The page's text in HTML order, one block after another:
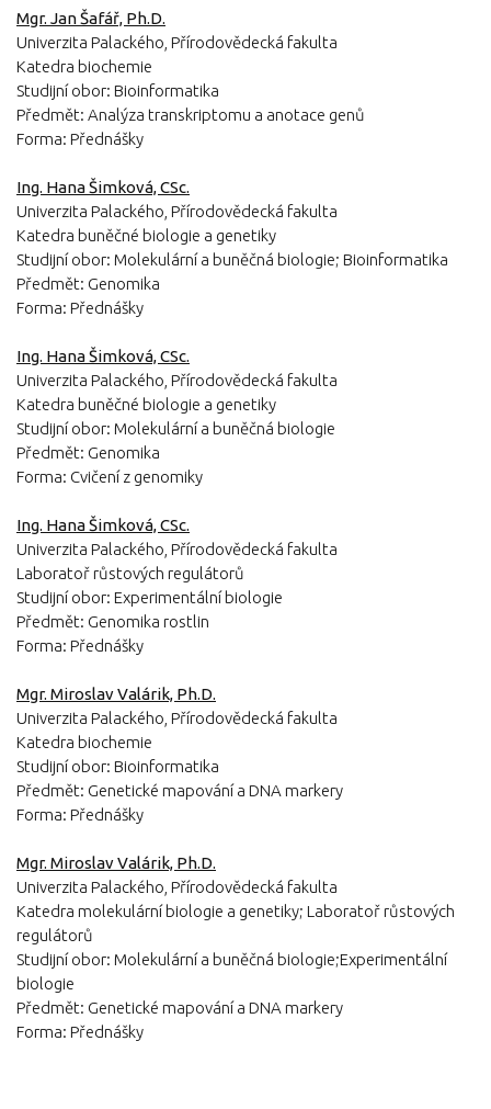
Mgr. Jan Šafář, Ph.D.
Univerzita Palackého, Přírodovědecká fakulta
​Katedra biochemie
Studijní obor: Bioinformatika
Předmět: Analýza transkriptomu a anotace genů
Forma: Přednášky
Ing. Hana Šimková, CSc.
Univerzita Palackého, Přírodovědecká fakulta
Katedra buněčné biologie a genetiky
Studijní obor: Molekulární a buněčná biologie; Bioinformatika
Předmět: Genomika
Forma: Přednášky
Ing. Hana Šimková, CSc.
Univerzita Palackého, Přírodovědecká fakulta
Katedra buněčné biologie a genetiky
Studijní obor: Molekulární a buněčná biologie
Předmět: Genomika
Forma: Cvičení z genomiky
Ing. Hana Šimková, CSc.
Univerzita Palackého, Přírodovědecká fakulta
Laboratoř růstových regulátorů
Studijní obor: Experimentální biologie
Předmět: Genomika rostlin
Forma: Přednášky
Mgr. Miroslav Valárik, Ph.D.
Univerzita Palackého, Přírodovědecká fakulta
Katedra biochemie
Studijní obor: Bioinformatika
Předmět: Genetické mapování a DNA markery
Forma: Přednášky
Mgr. Miroslav Valárik, Ph.D.
Univerzita Palackého, Přírodovědecká fakulta
Katedra molekulární biologie a genetiky; Laboratoř růstových
regulátorů
Studijní obor: Molekulární a buněčná biologie;Experimentální
biologie
Předmět: Genetické mapování a DNA markery
Forma: Přednášky